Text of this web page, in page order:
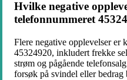
Hvilke negative
telefonnummeret
Flere negative opplevelser er
45324920, inkludert frekke
strøm og pågående
forsøk på svindel eller bedrag